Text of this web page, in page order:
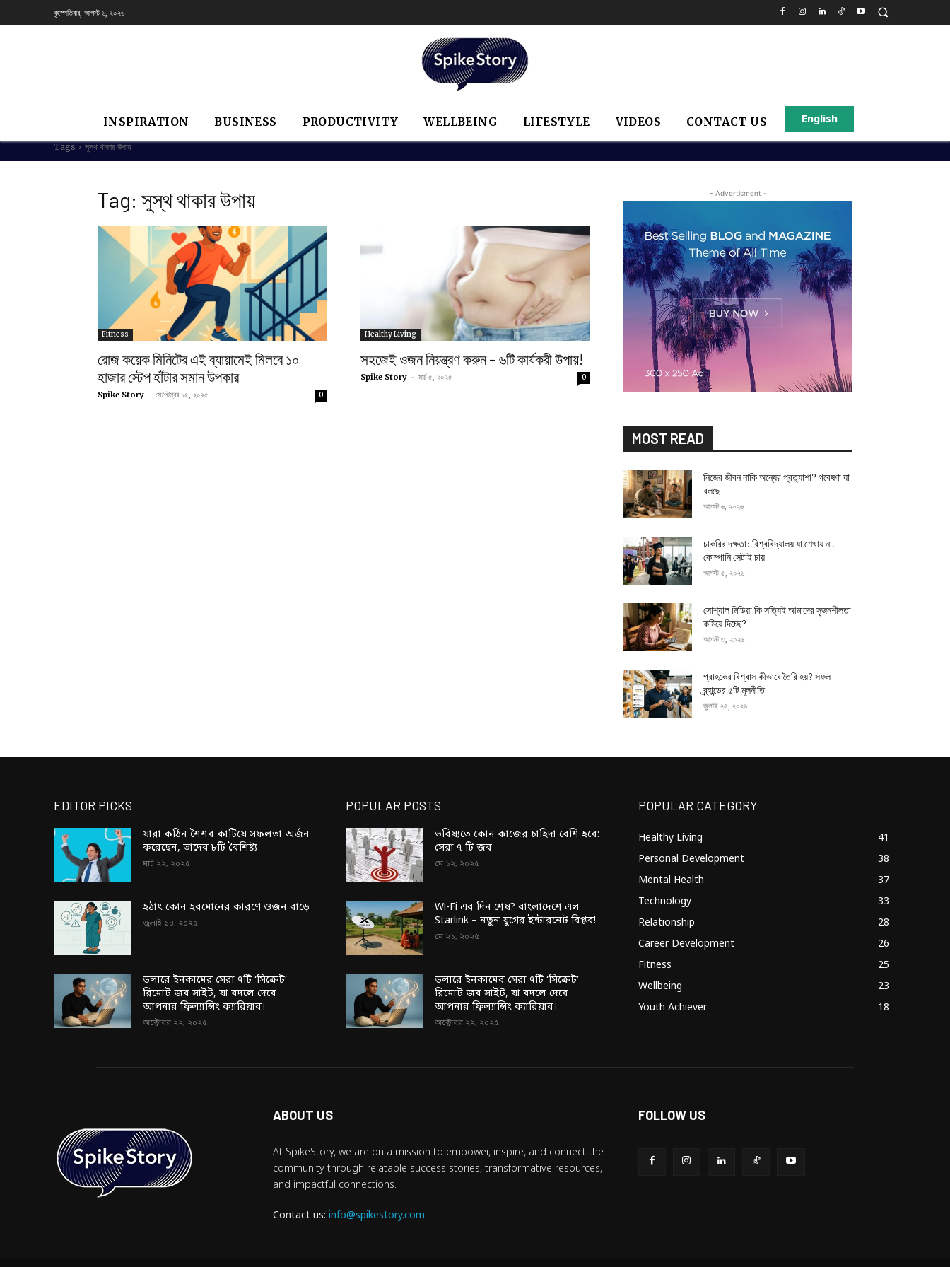
বৃহস্পতিবার, আগস্ট ৬, ২০২৬
INSPIRATION BUSINESS PRODUCTIVITY WELLBEING LIFESTYLE VIDEOS CONTACT US English
Tags সুস্থ থাকার উপায়
Tag: সুস্থ থাকার উপায়
Fitness
রোজ কয়েক মিনিটের এই ব্যায়ামেই মিলবে ১০
হাজার স্টেপ হাঁটার সমান উপকার
Spike Story - সেপ্টেম্বর ১৫, ২০২৫ 0
Healthy Living
সহজেই ওজন নিয়ন্ত্রণ করুন – ৬টি কার্যকরী উপায়!
Spike Story - মার্চ ৫, ২০২৫ 0
- Advertisment -
MOST READ
নিজের জীবন নাকি অন্যের প্রত্যাশা? গবেষণা যা
বলছে
আগস্ট ৬, ২০২৬
চাকরির দক্ষতা: বিশ্ববিদ্যালয় যা শেখায় না,
কোম্পানি সেটাই চায়
আগস্ট ৫, ২০২৬
সোশ্যাল মিডিয়া কি সত্যিই আমাদের সৃজনশীলতা
কমিয়ে দিচ্ছে?
আগস্ট ৩, ২০২৬
গ্রাহকের বিশ্বাস কীভাবে তৈরি হয়? সফল
ব্র্যান্ডের ৫টি মূলনীতি
জুলাই ২৫, ২০২৬
EDITOR PICKS
যারা কঠিন শৈশব কাটিয়ে সফলতা অর্জন
করেছেন, তাদের ৮টি বৈশিষ্ট্য
মার্চ ২২, ২০২৫
হঠাৎ কোন হরমোনের কারণে ওজন বাড়ে
জুলাই ১৪, ২০২৫
ডলারে ইনকামের সেরা ৭টি ‘সিক্রেট’
রিমোট জব সাইট, যা বদলে দেবে
আপনার ফ্রিল্যান্সিং ক্যারিয়ার।
অক্টোবর ২২, ২০২৫
POPULAR POSTS
ভবিষ্যতে কোন কাজের চাহিদা বেশি হবে:
সেরা ৭ টি জব
মে ১২, ২০২৫
Wi-Fi এর দিন শেষ? বাংলাদেশে এল
Starlink – নতুন যুগের ইন্টারনেট বিপ্লব!
মে ২১, ২০২৫
ডলারে ইনকামের সেরা ৭টি ‘সিক্রেট’
রিমোট জব সাইট, যা বদলে দেবে
আপনার ফ্রিল্যান্সিং ক্যারিয়ার।
অক্টোবর ২২, ২০২৫
POPULAR CATEGORY
Healthy Living
41
Personal Development
38
Mental Health
37
Technology
33
Relationship
28
Career Development
26
Fitness
25
Wellbeing
23
Youth Achiever
18
ABOUT US
At SpikeStory, we are on a mission to empower, inspire, and connect the
community through relatable success stories, transformative resources,
and impactful connections.
Contact us: info@spikestory.com
FOLLOW US